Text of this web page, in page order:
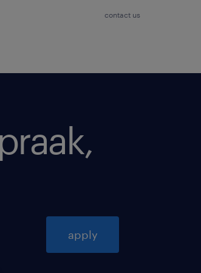
contact us
apply